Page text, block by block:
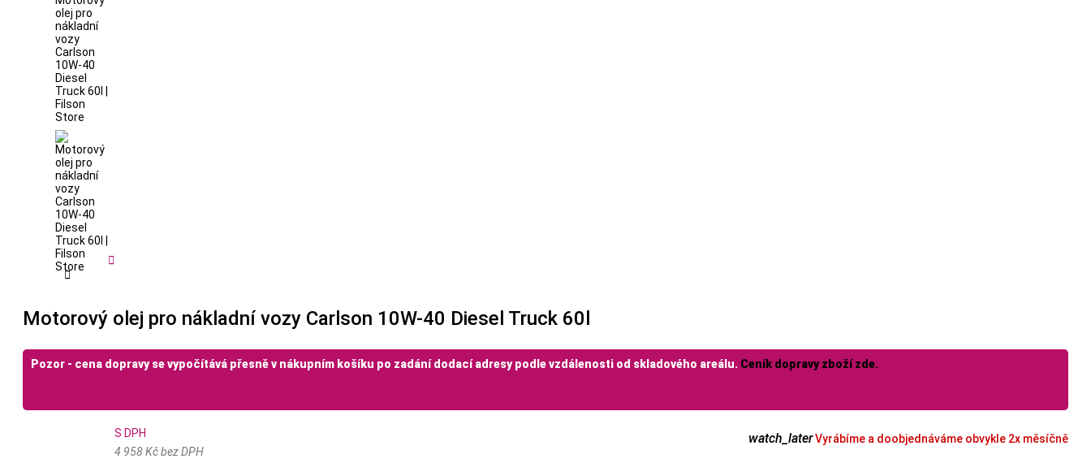


Motorový olej pro nákladní vozy Carlson 10W-40 Diesel Truck 60l
Pozor - cena dopravy se vypočítává přesně v nákupním košíku po zadání dodací adresy podle vzdálenosti od skladového areálu. Ceník dopravy zboží zde.
S DPH
4 958 Kč bez DPH
watch_laterVyrábíme a doobjednáváme obvykle 2x měsíčně